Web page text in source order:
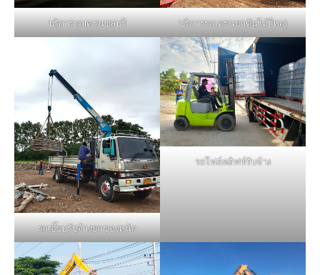
บริการรถเครนชลบุรี บริการรถเครนยกต้นไม้ใหญ่
รถเฮี๊ยบรับจ้างยกของหนัก
รถโฟล์คลิฟท์รับจ้าง